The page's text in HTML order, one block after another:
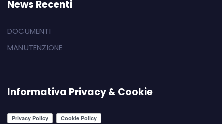
News Recenti
DOCUMENTI
MANUTENZIONE
Informativa Privacy & Cookie